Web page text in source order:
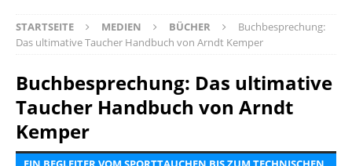
STARTSEITE MEDIEN BÜCHER
Buchbesprechung:
Das ultimative Taucher Handbuch von Arndt Kemper
Buchbesprechung: Das ultimative
Taucher Handbuch von Arndt
Kemper